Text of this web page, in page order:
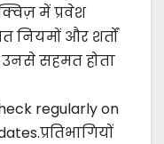
में प्रवेश
नियमों और शर्तों
सहमत होता
regularly on